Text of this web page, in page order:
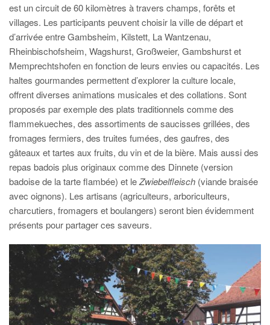
est un circuit de 60 kilomètres à travers champs, forêts et
villages. Les participants peuvent choisir la ville de départ et
d’arrivée entre Gambsheim, Kilstett, La Wantzenau,
Rheinbischofsheim, Wagshurst, Großweier, Gambshurst et
Memprechtshofen en fonction de leurs envies ou capacités. Les
haltes gourmandes permettent d’explorer la culture locale,
offrent diverses animations musicales et des collations. Sont
proposés par exemple des plats traditionnels comme des
flammekueches, des assortiments de saucisses grillées, des
fromages fermiers, des truites fumées, des gaufres, des
gâteaux et tartes aux fruits, du vin et de la bière. Mais aussi des
repas badois plus originaux comme des Dinnete (version
badoise de la tarte flambée) et leZwiebelfleisch (viande braisée
avec oignons). Les artisans (agriculteurs, arboriculteurs,
charcutiers, fromagers et boulangers) seront bien évidemment
présents pour partager ces saveurs.